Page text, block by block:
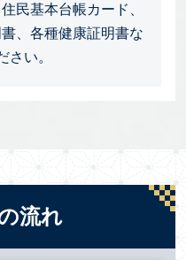
民基本台帳カード、
、各種健康証明書な
さい。
流れ